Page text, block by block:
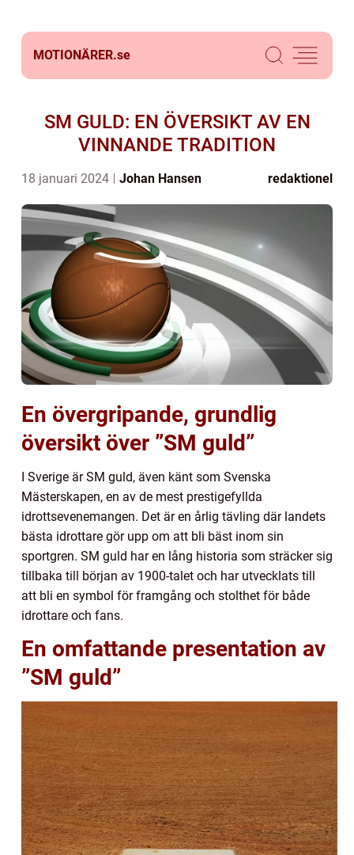
MOTIONÄRER.se
SM GULD: EN ÖVERSIKT AV EN
VINNANDE TRADITION
18 januari 2024 Johan Hansen redaktionel
En övergripande, grundlig
översikt över ”SM guld”
I Sverige är SM guld, även känt som Svenska
Mästerskapen, en av de mest prestigefyllda
idrottsevenemangen. Det är en årlig tävling där landets
bästa idrottare gör upp om att bli bäst inom sin
sportgren. SM guld har en lång historia som sträcker sig
tillbaka till början av 1900-talet och har utvecklats till
att bli en symbol för framgång och stolthet för både
idrottare och fans.
En omfattande presentation av
”SM guld”